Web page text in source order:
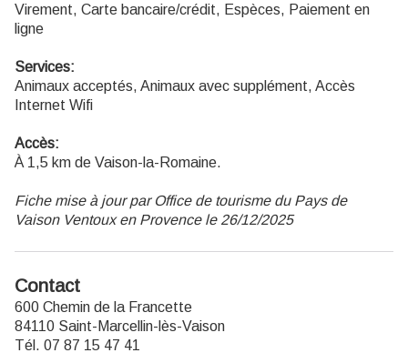
Virement, Carte bancaire/crédit, Espèces, Paiement en
ligne
Services:
Animaux acceptés, Animaux avec supplément, Accès
Internet Wifi
Accès:
À 1,5 km de Vaison-la-Romaine.
Fiche mise à jour par Office de tourisme du Pays de
Vaison Ventoux en Provence le 26/12/2025
Contact
600 Chemin de la Francette
84110 Saint-Marcellin-lès-Vaison
Tél. 07 87 15 47 41